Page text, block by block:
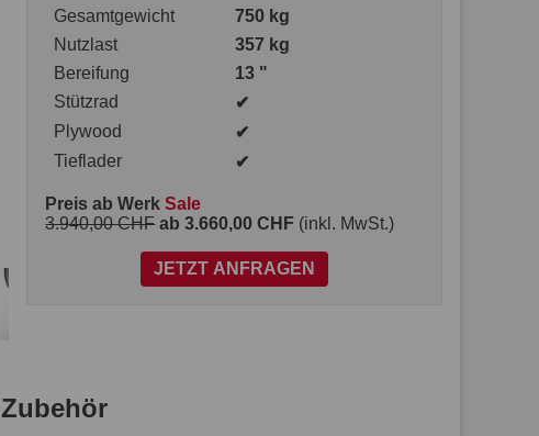
Gesamtgewicht
750 kg
Nutzlast
357 kg
Bereifung
13 "
Stützrad
✔
Plywood
✔
Tieflader
✔
Preis ab Werk Sale
3.940,00 CHF ab 3.660,00 CHF (inkl. MwSt.)
JETZT ANFRAGEN
Zubehör